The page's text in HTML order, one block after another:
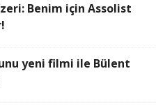
Benim için Assolist
yeni filmi ile Bülent